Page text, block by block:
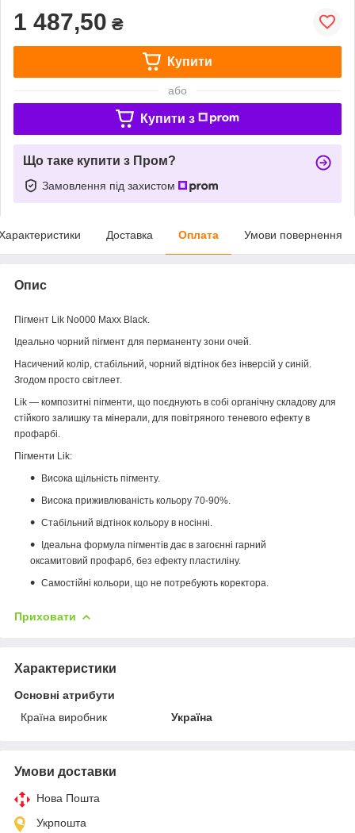
1 487,50 ₴
Купити
або
Купити з
Що таке купити з Пром?
Замовлення під захистом
Доставка Оплата Умови повернення
Опис
Пігмент Lik No000 Maxx Black.
Ідеально чорний пігмент для перманенту зони очей.
Насичений колір, стабільний, чорний відтінок без інверсій у синій.
Згодом просто світлеет.
Lik — композитні пігменти, що поєднують в собі органічну складову для
стійкого залишку та мінерали, для повітряного теневого ефекту в
профарбі.
Пігменти Lik:
Висока щільність пігменту.
Висока приживлюваність кольору 70-90%.
Стабільний відтінок кольору в носінні.
Ідеальна формула пігментів дає в загоєнні гарний
оксамитовий профарб, без ефекту пластиліну.
Самостійні кольори, що не потребують коректора.
Приховати
Характеристики
Основні атрибути
Країна виробник
Україна
Умови доставки
Нова Пошта
Укрпошта